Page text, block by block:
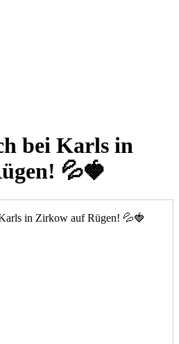
bei Karls in
💦🍓